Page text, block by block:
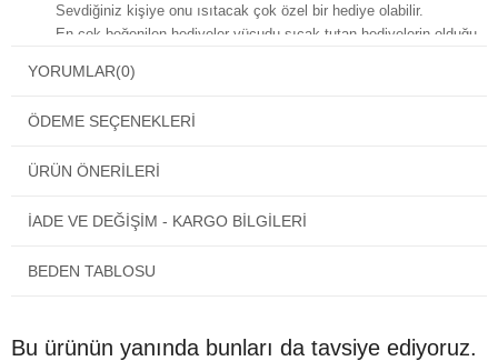
Sevdiğiniz kişiye onu ısıtacak çok özel bir hediye olabilir.
En çok beğenilen hediyeler vücudu sıcak tutan hediyelerin olduğu
Hediye paketi yaptırmak için alışveriş adımları sırasında karşınıza
imkanı vardır.
YORUMLAR(0)
ÖDEME SEÇENEKLERI
ÜRÜN ÖNERILERI
İADE VE DEĞİŞİM - KARGO BİLGİLERİ
BEDEN TABLOSU
Bu ürünün yanında bunları da tavsiye ediyoruz.